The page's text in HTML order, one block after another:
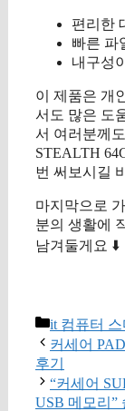
편리한
빠른 파
내구성
이 제품은 개
서도 많은 도
서 여러분께
STEALTH
번 써보시길
마지막으로
분의 생활에
남겨둘게요 ⬇️
카
테
고
리
it 컴퓨터
커세어
후기
“커세어
USB 메모리”